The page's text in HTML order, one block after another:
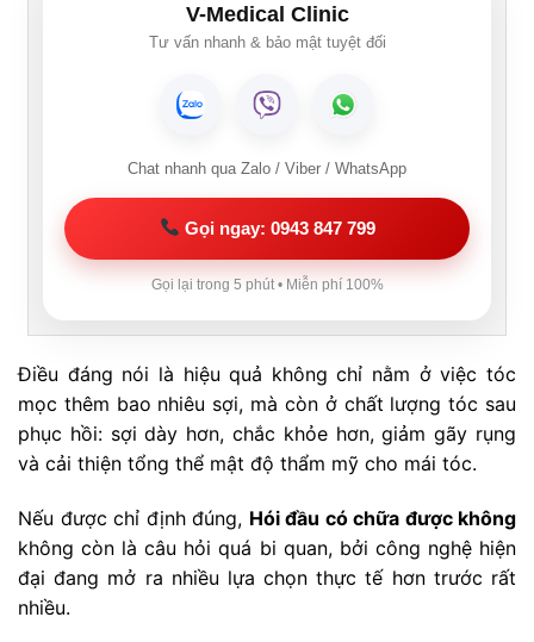
V-Medical Clinic
Tư vấn nhanh & bảo mật tuyệt đối
Chat nhanh qua Zalo / Viber / WhatsApp
Gọi ngay: 0943 847 799
Gọi lại trong 5 phút • Miễn phí 100%
Điều đáng nói là hiệu quả không chỉ nằm ở việc tóc
mọc thêm bao nhiêu sợi, mà còn ở chất lượng tóc sau
phục hồi: sợi dày hơn, chắc khỏe hơn, giảm gãy rụng
và cải thiện tổng thể mật độ thẩm mỹ cho mái tóc.
Nếu được chỉ định đúng, Hói đầu có chữa được không
không còn là câu hỏi quá bi quan, bởi công nghệ hiện
đại đang mở ra nhiều lựa chọn thực tế hơn trước rất
nhiều.